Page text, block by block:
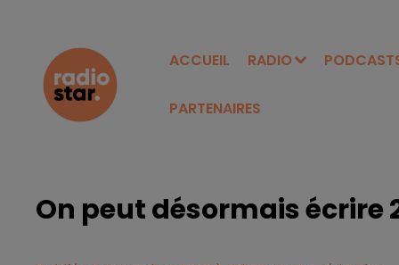
ACCUEIL RADIO
PARTENAIRES
On peut désormais